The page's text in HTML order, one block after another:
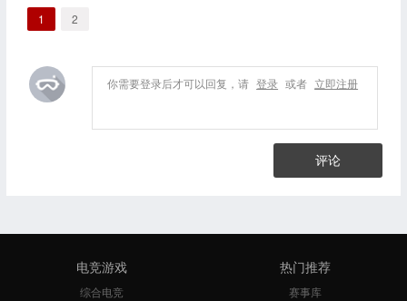
1 2
你需要登录后才可以回复，请 登录 或者 立即注册
评论
电竞游戏
综合电竞
热门推荐
赛事库